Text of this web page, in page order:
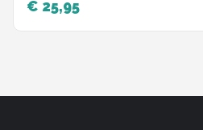
€ 25,95